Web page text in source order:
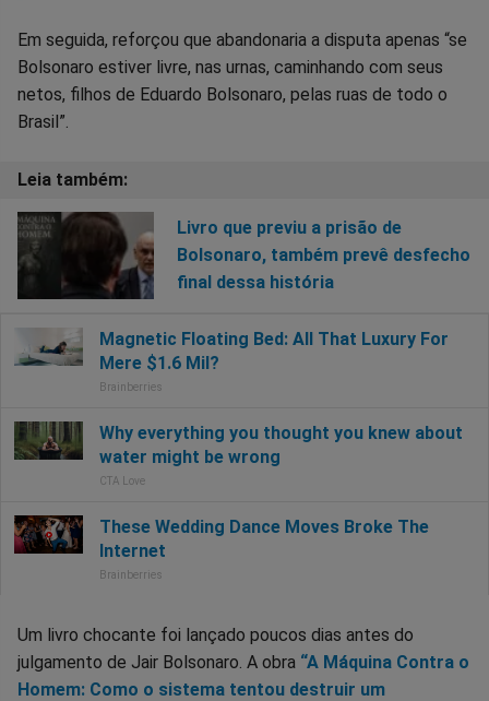
Em seguida, reforçou que abandonaria a disputa apenas “se
Bolsonaro estiver livre, nas urnas, caminhando com seus
netos, filhos de Eduardo Bolsonaro, pelas ruas de todo o
Brasil”.
Livro que previu a prisão de
Bolsonaro, também prevê desfecho
final dessa história
Um livro chocante foi lançado poucos dias antes do
julgamento de Jair Bolsonaro. A obra “A Máquina Contra o
Homem: Como o sistema tentou destruir um